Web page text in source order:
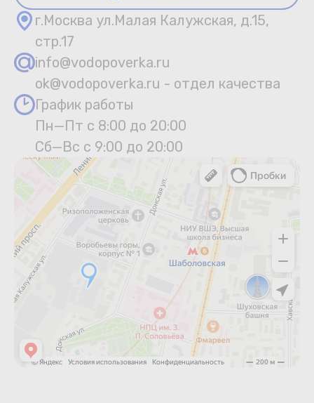
г.Москва ул.Малая Калужская, д.15,
стр.17
info@vodopoverka.ru
ok@vodopoverka.ru - отдел качества
График работы
Пн—Пт с 8:00 до 20:00
Сб—Вс с 9:00 до 20:00